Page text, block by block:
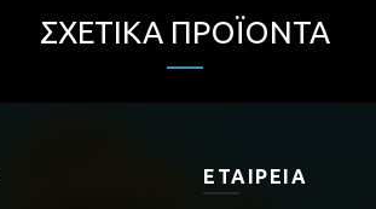
ΣΧΕΤΙΚΆ ΠΡΟΪΌΝΤΑ
ΕΤΑΙΡΕΊΑ